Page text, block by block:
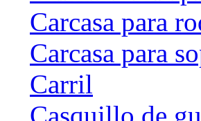
Carcasa para
Carcasa para
Carril
Casquillo de